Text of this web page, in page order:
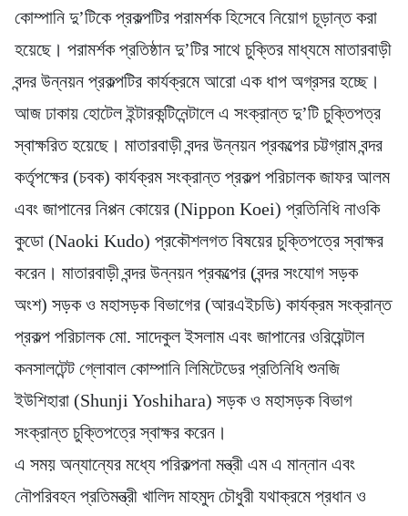
কোম্পানি দু’টিকে প্রকল্পটির পরামর্শক হিসেবে নিয়োগ চূড়ান্ত করা
হয়েছে। পরামর্শক প্রতিষ্ঠান দু’টির সাথে চুক্তির মাধ্যমে মাতারবাড়ী
বন্দর উন্নয়ন প্রকল্পটির কার্যক্রমে আরো এক ধাপ অগ্রসর হচ্ছে।
আজ ঢাকায় হোটেল ইন্টারকন্টিনেন্টালে এ সংক্রান্ত দু’টি চুক্তিপত্র
স্বাক্ষরিত হয়েছে। মাতারবাড়ী বন্দর উন্নয়ন প্রকল্পের চট্টগ্রাম বন্দর
কর্তৃপক্ষের (চবক) কার্যক্রম সংক্রান্ত প্রকল্প পরিচালক জাফর আলম
এবং জাপানের নিপ্পন কোয়ের (Nippon Koei) প্রতিনিধি নাওকি
কুডো (Naoki Kudo) প্রকৌশলগত বিষয়ের চুক্তিপত্রে স্বাক্ষর
করেন। মাতারবাড়ী বন্দর উন্নয়ন প্রকল্পের (বন্দর সংযোগ সড়ক
অংশ) সড়ক ও মহাসড়ক বিভাগের (আরএইচডি) কার্যক্রম সংক্রান্ত
প্রকল্প পরিচালক মো. সাদেকুল ইসলাম এবং জাপানের ওরিয়েন্টাল
কনসালটেন্ট গ্লোবাল কোম্পানি লিমিটেডের প্রতিনিধি শুনজি
ইউশিহারা (Shunji Yoshihara) সড়ক ও মহাসড়ক বিভাগ
সংক্রান্ত চুক্তিপত্রে স্বাক্ষর করেন।
এ সময় অন্যান্যের মধ্যে পরিকল্পনা মন্ত্রী এম এ মান্নান এবং
নৌপরিবহন প্রতিমন্ত্রী খালিদ মাহমুদ চৌধুরী যথাক্রমে প্রধান ও